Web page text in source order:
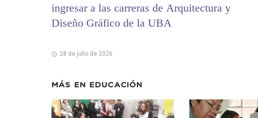
ingresar a las carreras de Arquitectura y
Diseño Gráfico de la UBA
28 de julio de 2026
MÁS EN EDUCACIÓN